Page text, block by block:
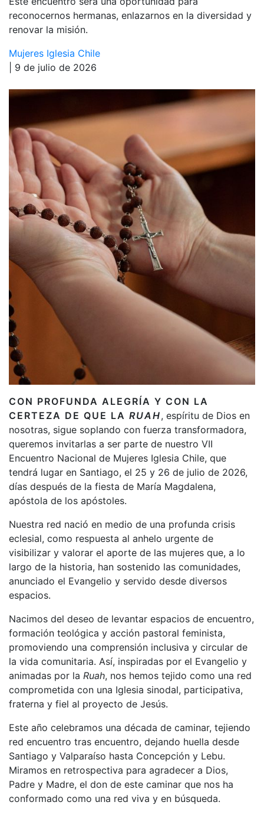
reconocernos hermanas, enlazarnos en la diversidad y
renovar la misión.
Mujeres Iglesia Chile
| 9 de julio de 2026
CON PROFUNDA ALEGRÍA Y CON LA
CERTEZA DE QUE LA RUAH, espíritu de Dios en
nosotras, sigue soplando con fuerza transformadora,
queremos invitarlas a ser parte de nuestro VII
Encuentro Nacional de Mujeres Iglesia Chile, que
tendrá lugar en Santiago, el 25 y 26 de julio de 2026,
días después de la fiesta de María Magdalena,
apóstola de los apóstoles.
Nuestra red nació en medio de una profunda crisis
eclesial, como respuesta al anhelo urgente de
visibilizar y valorar el aporte de las mujeres que, a lo
largo de la historia, han sostenido las comunidades,
anunciado el Evangelio y servido desde diversos
espacios.
Nacimos del deseo de levantar espacios de encuentro,
formación teológica y acción pastoral feminista,
promoviendo una comprensión inclusiva y circular de
la vida comunitaria. Así, inspiradas por el Evangelio y
animadas por la Ruah, nos hemos tejido como una red
comprometida con una Iglesia sinodal, participativa,
fraterna y fiel al proyecto de Jesús.
Este año celebramos una década de caminar, tejiendo
red encuentro tras encuentro, dejando huella desde
Santiago y Valparaíso hasta Concepción y Lebu.
Miramos en retrospectiva para agradecer a Dios,
Padre y Madre, el don de este caminar que nos ha
conformado como una red viva y en búsqueda.